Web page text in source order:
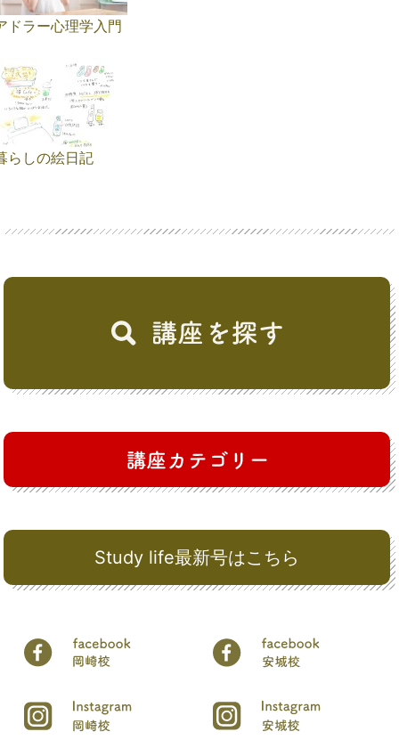
Study life最新号はこちら
ドラー心理学入門
らしの絵日記